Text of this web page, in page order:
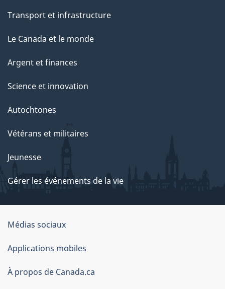
Transport et infrastructure
Le Canada et le monde
Argent et finances
Science et innovation
Autochtones
Vétérans et militaires
Jeunesse
Gérer les événements de la vie
Organisation
du
gouvernement
du
Médias sociaux
Applications mobiles
À propos de Canada.ca